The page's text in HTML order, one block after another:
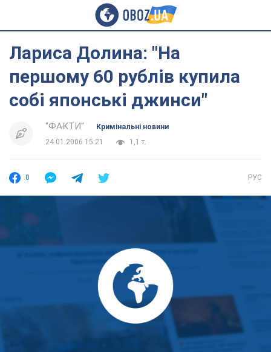
Лариса Долина: "На
першому 60 рублів купила
собі японські джинси"
"ФАКТИ"
Кримінальні новини
24.01.2006 15:21
1,1 т.
0 РУС